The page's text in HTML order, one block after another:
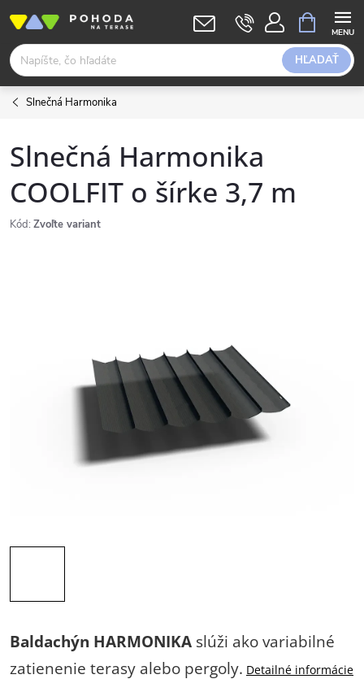
obsah
HĽADAŤ
KOŠÍK
Slnečná Harmonika
Slnečná Harmonika
COOLFIT o šírke 3,7 m
Kód: Zvoľte variant
Baldachýn HARMONIKA slúži ako variabilné
zatienenie terasy alebo pergoly. Detailné informácie